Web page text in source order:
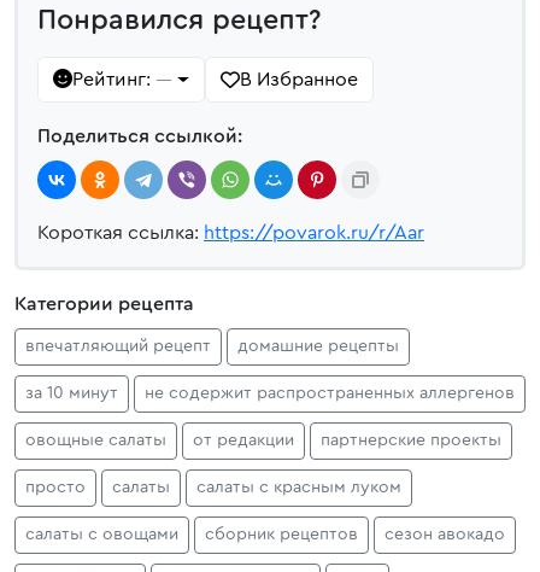
Понравился рецепт?
Рейтинг: — В Избранное
Поделиться ссылкой:
Короткая ссылка: https://povarok.ru/r/Aar
Категории рецепта
впечатляющий рецепт домашние рецепты
за 10 минут не содержит распространенных аллергенов
овощные салаты от редакции партнерские проекты
просто салаты салаты с красным луком
салаты с овощами сборник рецептов сезон авокадо